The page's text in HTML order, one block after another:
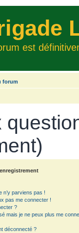
est
forum
n’y parviens pas !
pas me connecter !
?
mais je ne peux plus me
déconnecté ?